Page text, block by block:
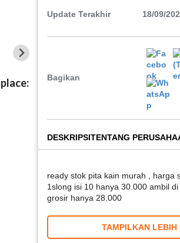
Update Terakhir 18/09/
Bagikan
DESKRIPSITENTANG
ready stok pita kain murah , harga
1slong isi 10 hanya 30.000 ambil
grosir hanya 28.000
TAMPILKAN LEBIH